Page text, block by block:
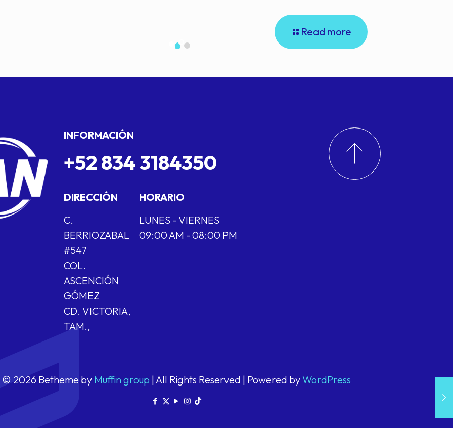
Read more
INFORMACIÓN
+52 834 3184350
DIRECCIÓN
C.
BERRIOZABAL
#547
COL.
ASCENCIÓN
GÓMEZ
CD. VICTORIA,
TAM.,
HORARIO
LUNES - VIERNES
09:00 AM - 08:00 PM
© 2026 Betheme by Muffin group | All Rights Reserved | Powered by WordPress